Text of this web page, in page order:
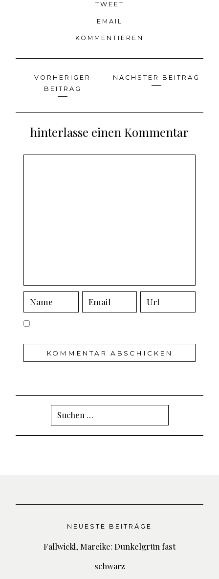
TWEET
EMAIL
KOMMENTIEREN
Beitragsnavigation
VORHERIGER
BEITRAG
NÄCHSTER BEITRAG
hinterlasse einen Kommentar
Suchen
nach:
NEUESTE BEITRÄGE
Fallwickl, Mareike: Dunkelgrün fast
schwarz